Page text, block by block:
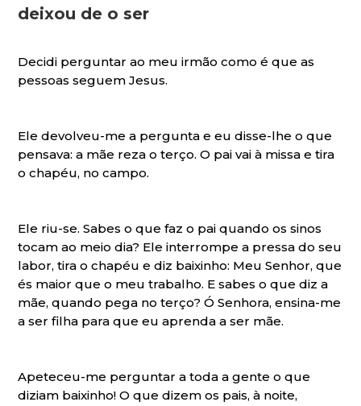
deixou de o ser
Decidi perguntar ao meu irmão como é que as
pessoas seguem Jesus.
Ele devolveu-me a pergunta e eu disse-lhe o que
pensava: a mãe reza o terço. O pai vai à missa e tira
o chapéu, no campo.
Ele riu-se. Sabes o que faz o pai quando os sinos
tocam ao meio dia? Ele interrompe a pressa do seu
labor, tira o chapéu e diz baixinho: Meu Senhor, que
és maior que o meu trabalho. E sabes o que diz a
mãe, quando pega no terço? Ó Senhora, ensina-me
a ser filha para que eu aprenda a ser mãe.
Apeteceu-me perguntar a toda a gente o que
diziam baixinho! O que dizem os pais, à noite,